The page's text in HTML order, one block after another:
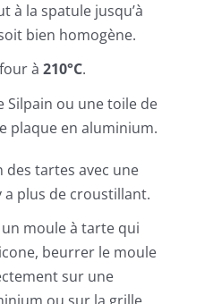
à la spatule jusqu’à
bien homogène.
à 210°C.
Silpain ou une toile de
plaque en aluminium.
des tartes avec une
a plus de croustillant.
moule à tarte qui
beurrer le moule
sur une